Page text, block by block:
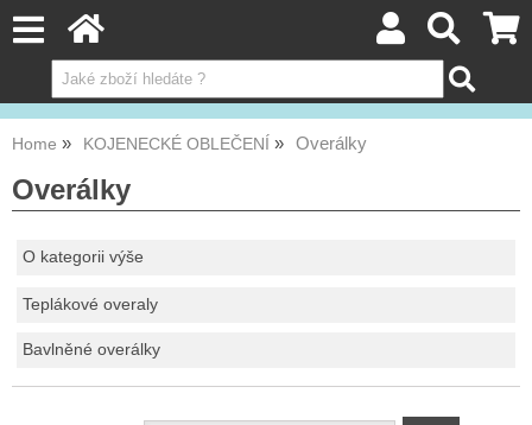
Home KOJENECKÉ OBLEČENÍ Overálky
Overálky
O kategorii výše
Teplákové overaly
Bavlněné overálky